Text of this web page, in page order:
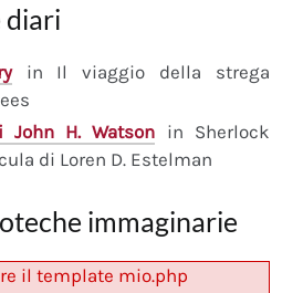
diari
in Il viaggio della strega
John H. Watson in Sherlock
di Loren D. Estelman
immaginarie
il template mio.php